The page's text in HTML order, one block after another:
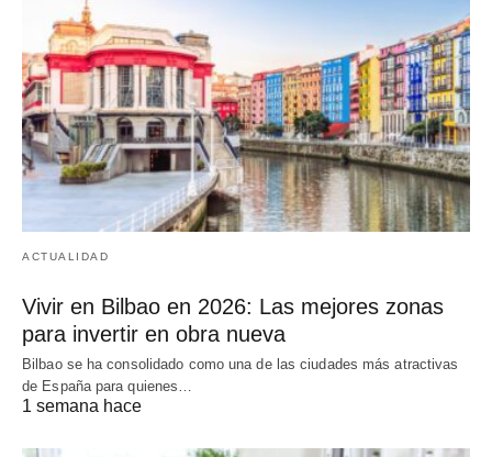
ACTUALIDAD
Vivir en Bilbao en 2026: Las mejores zonas
para invertir en obra nueva
Bilbao se ha consolidado como una de las ciudades más atractivas
de España para quienes…
1 semana hace